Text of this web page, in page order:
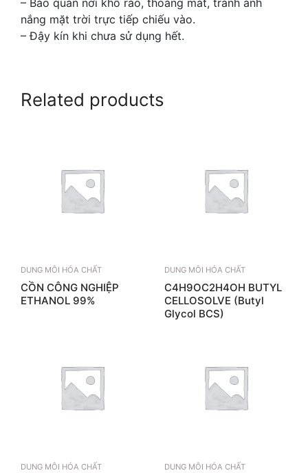
– Bảo quản nơi khô ráo, thoáng mát, tránh ánh
nắng mặt trời trực tiếp chiếu vào.
– Đậy kín khi chưa sử dụng hết.
Related products
DUNG MÔI HÓA CHẤT
CỒN CÔNG NGHIỆP
ETHANOL 99%
DUNG MÔI HÓA CHẤT
C4H9OC2H4OH BUTYL
CELLOSOLVE (Butyl
Glycol BCS)
DUNG MÔI HÓA CHẤT DUNG MÔI HÓA CHẤT